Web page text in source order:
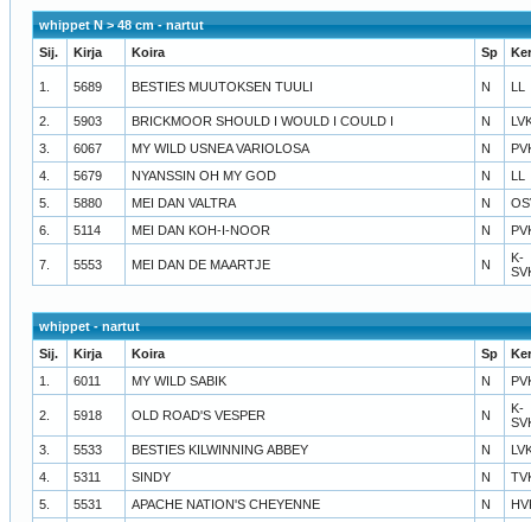
whippet N > 48 cm - nartut
Sij.
Kirja Koira Sp
1. 5689 BESTIES MUUTOKSEN TUULI N LL
2. 5903 BRICKMOOR SHOULD I WOULD I COULD I N
3.
6067 MY WILD USNEA VARIOLOSA N
4.
5679 NYANSSIN OH MY GOD N
LL
5.
5880 MEI DAN VALTRA N
6.
5114 MEI DAN KOH-I-NOOR N
7. 5553 MEI DAN DE MAARTJE N
K-
whippet - nartut
Sij.
Kirja Koira Sp
1.
6011 MY WILD SABIK N
2. 5918 OLD ROAD'S VESPER N
K-
3.
5533 BESTIES KILWINNING ABBEY N
4.
5311 SINDY N
5.
5531 APACHE NATION'S CHEYENNE N